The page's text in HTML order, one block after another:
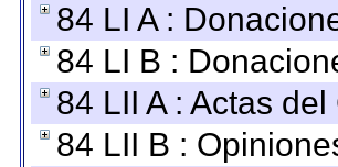
84 LI A :
84 LI B :
84 LII A : Actas
84 LII B :